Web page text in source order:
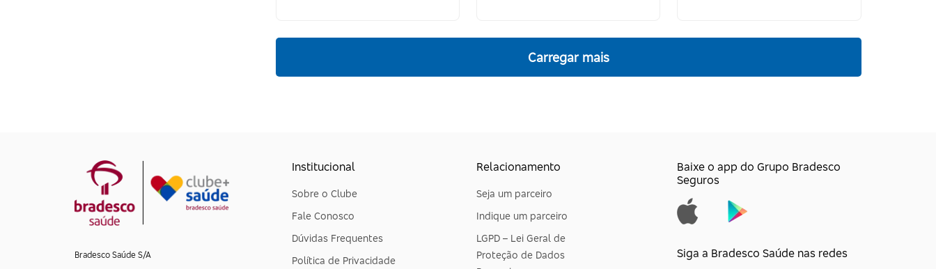
Carregar mais
Bradesco Saúde S/A
Institucional
Sobre o Clube
Fale Conosco
Dúvidas Frequentes
Política de Privacidade
Relacionamento
Seja um parceiro
Indique um parceiro
LGPD – Lei Geral de
Proteção de Dados
Baixe o app do Grupo Bradesco
Seguros
Siga a Bradesco Saúde nas redes